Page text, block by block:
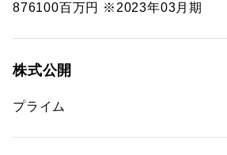
876100百万円 ※2023年03月期
株式公開
プライム